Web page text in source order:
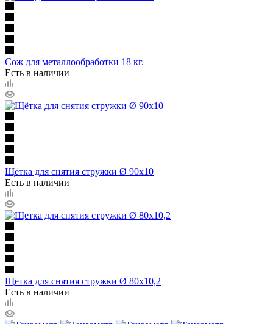
Сож для металлообработки 18 кг.
Есть в наличии
Щётка для снятия стружки Ø 90х10
Есть в наличии
Щетка для снятия стружки Ø 80x10,2
Есть в наличии